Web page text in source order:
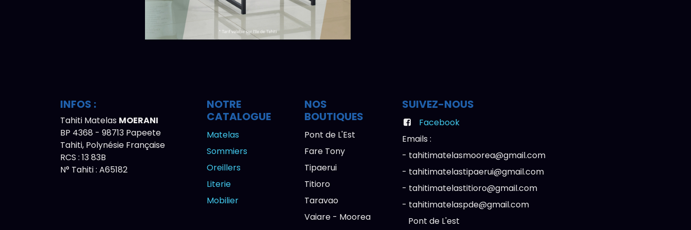
INFOS :
Tahiti Matelas MOERANI
BP 4368 - 98713 Papeete
Tahiti, Polynésie Française
RCS : 13 83B
N° Tahiti : A65182
NOTRE
CATALOGUE
Matelas
Sommiers
Oreillers
Literie
Mobilier
NOS
BOUTIQUES
Pont de L'Est
Fare Tony
Tipaerui
Titioro
Taravao
Vaiare - Moorea
SUIVEZ-NOUS
Facebook
Emails :
- tahitimatelasmoorea@gmail.com
- tahitimatelastipaerui@gmail.com
- tahitimatelastitioro@gmail.com
- tahitimatelaspde@gmail.com
Pont de L'est